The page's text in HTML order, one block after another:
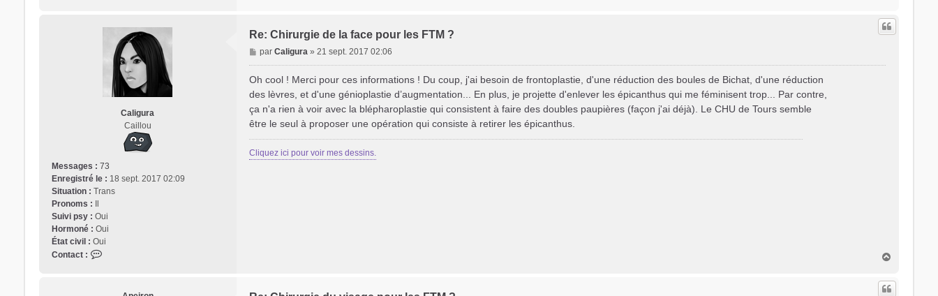
u
Caligura
Caillou
Messages : 73
Enregistré le : 18 sept. 2017 02:09
Situation : Trans
Pronoms :
Suivi psy : Oui
Hormoné : Oui
État civil : Oui
Contact :
Re: Chirurgie de la face pour les FTM ?
M
e
s
a
g
e
parCaligura » 21 sept. 2017 02:06
Oh cool ! Merci pour ces informations ! Du coup, j'ai besoin de frontoplastie, d'une réduction des boules de Bichat, d'une réduction
des lèvres, et d'une génioplastie d’augmentation... En plus, je projette d'enlever les épicanthus qui me féminisent trop... Par contre,
ça n'a rien à voir avec la blépharoplastie qui consistent à faire des doubles paupières (façon j'ai déjà). Le CHU de Tours semble
être le seul à proposer une opération qui consiste à retirer les épicanthus.
Cliquez ici pour voir mes dessins.
u